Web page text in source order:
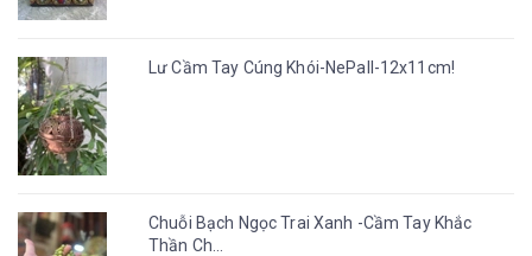
Lư Cầm Tay Cúng Khói-NePall-12x11cm!
Chuỗi Bạch Ngọc Trai Xanh -Cầm Tay Khắc
Thần Ch...